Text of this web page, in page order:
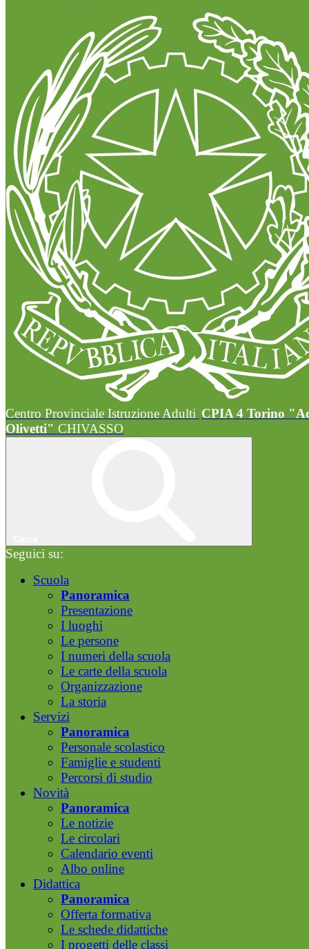
Centro Provinciale Istruzione Adulti CPIA 4 Torino
Olivetti" CHIVASSO
Seguici su:
Scuola
Panoramica
Presentazione
I luoghi
Le persone
I numeri della scuola
Le carte della scuola
Organizzazione
La storia
Servizi
Panoramica
Personale scolastico
Famiglie e studenti
Percorsi di studio
Novità
Panoramica
Le notizie
Le circolari
Calendario eventi
Albo online
Didattica
Panoramica
Offerta formativa
Le schede didattiche
I progetti delle classi